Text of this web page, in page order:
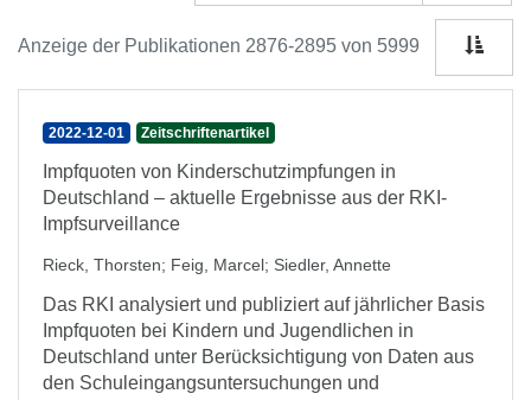
Anzeige der Publikationen 2876-2895 von 5999
2022-12-01 Zeitschriftenartikel
Impfquoten von Kinderschutzimpfungen in
Deutschland – aktuelle Ergebnisse aus der RKI-
Impfsurveillance
Rieck, Thorsten; Feig, Marcel; Siedler, Annette
Das RKI analysiert und publiziert auf jährlicher Basis
Impfquoten bei Kindern und Jugendlichen in
Deutschland unter Berücksichtigung von Daten aus
den Schuleingangsuntersuchungen und